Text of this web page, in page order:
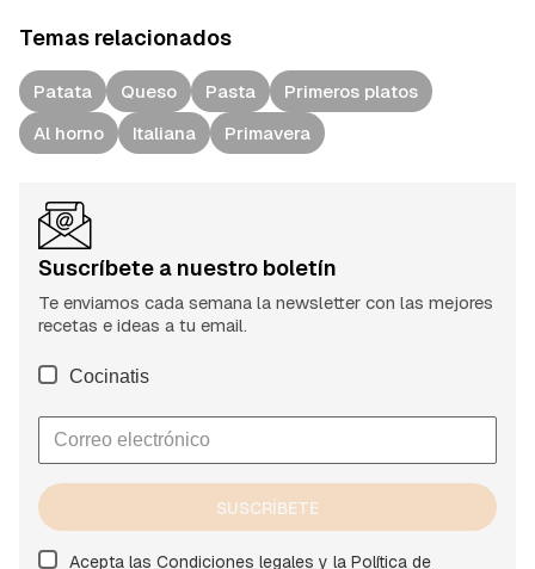
Temas relacionados
Patata Queso Pasta
Primeros platos
Al horno
Italiana Primavera
Suscríbete a nuestro boletín
Te enviamos cada semana la newsletter con las mejores
recetas e ideas a tu email.
Cocinatis
SUSCRÍBETE
Acepta las Condiciones legales y la Política de